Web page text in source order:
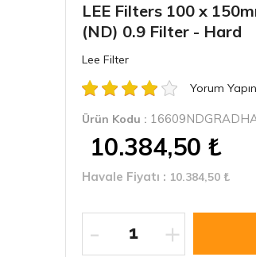
LEE Filters 100 x
(ND) 0.9 Filter - Hard
Lee Filter
Yorum
Ürün Kodu :
10.384,50 ₺
Havale Fiyatı : 10.384,50 ₺
+
-